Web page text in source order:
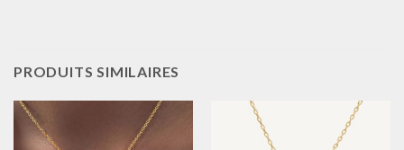
PRODUITS SIMILAIRES